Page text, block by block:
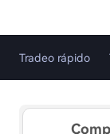
Tradeo rápido